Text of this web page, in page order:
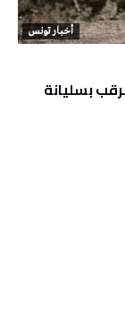
أخبار تونس